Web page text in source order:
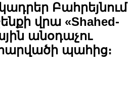
Բահրեյնում
վրա «Shahed-
անօդաչու
պահից։